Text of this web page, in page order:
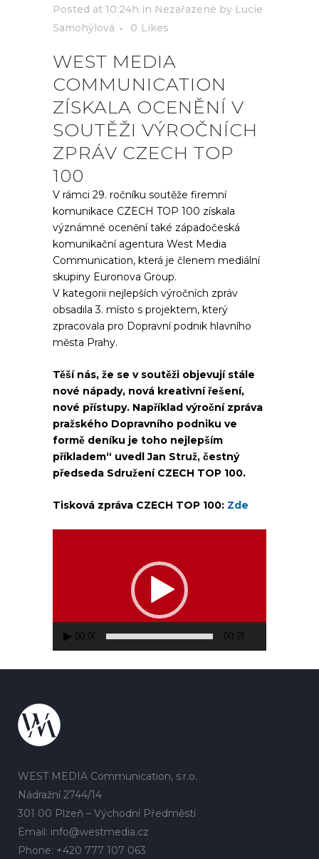
Posted at 10:24h in Nezařazené by Lucie
Samohýlová
0 Likes
WEST MEDIA
COMMUNICATION
ZÍSKALA OCENĚNÍ V
SOUTĚŽI VÝROČNÍCH
ZPRÁV CZECH TOP
100
V rámci 29. ročníku soutěže firemní
komunikace CZECH TOP 100 získala
význámné ocenění také západočeská
komunikační agentura West Media
Communication, která je členem mediální
skupiny Euronova Group.
V kategorii nejlepších výročních zpráv
obsadila 3. místo s projektem, který
zpracovala pro Dopravní podnik hlavního
města Prahy.
Těší nás, že se v soutěži objevují stále
nové nápady, nová kreativní řešení,
nové přístupy. Například výroční zpráva
pražského Dopravního podniku ve
formě deníku je toho nejlepším
příkladem“ uvedl Jan Struž, čestný
předseda Sdružení CZECH TOP 100.
Tisková zpráva CZECH TOP 100: Zde
00:00 00:26
WEST MEDIA Communication, s.r.o.
Nádražní 2744/14
301 00 Plzeň – Východní Předměstí
Email: info@westmedia.cz
Phone: +420 777 107 063